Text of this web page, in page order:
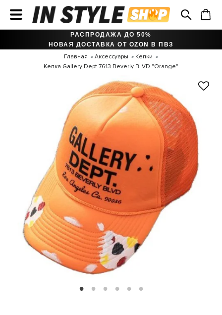
РАСПРОДАЖА ДО 50%
НОВАЯ ДОСТАВКА ОТ OZON В ПВЗ
Главная Аксессуары
Кепки
Кепка Gallery Dept 7613 Beverly BLVD "Orange"